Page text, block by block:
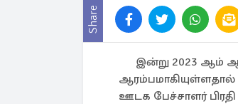
Share
இன்று 2023 ஆம்
ஊடக பேச்சாளர்